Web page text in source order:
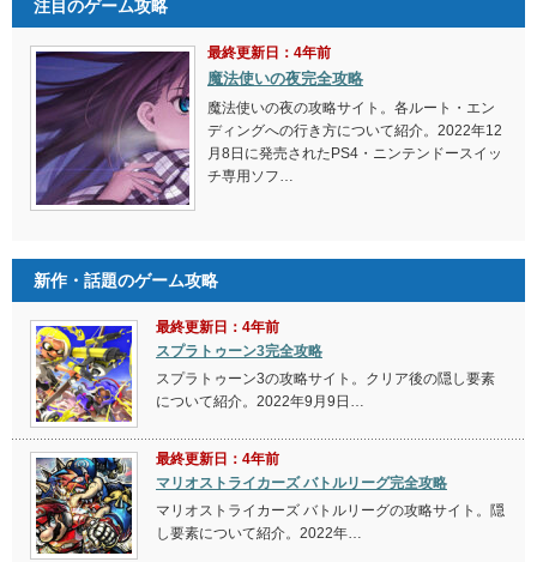
注目のゲーム攻略
最終更新日：4年前
魔法使いの夜完全攻略
魔法使いの夜の攻略サイト。各ルート・エン
ディングへの行き方について紹介。2022年12
月8日に発売されたPS4・ニンテンドースイッ
チ専用ソフ…
新作・話題のゲーム攻略
最終更新日：4年前
スプラトゥーン3完全攻略
スプラトゥーン3の攻略サイト。クリア後の隠し要素
について紹介。2022年9月9日…
最終更新日：4年前
マリオストライカーズ バトルリーグ完全攻略
マリオストライカーズ バトルリーグの攻略サイト。隠
し要素について紹介。2022年…